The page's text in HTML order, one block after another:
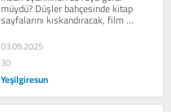
müydü? Düşler bahçesinde kitap
sayfalarını kıskandıracak, film
sahnelerini gölgede bırakacak
düşsel...
03.09.2025
30
Yeşilgiresun